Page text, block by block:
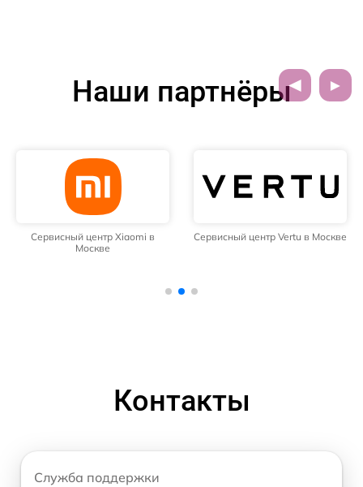
Наши партнёры
Сервисный центр Xiaomi в
Москве
Сервисный центр Vertu в Москве
Контакты
Служба поддержки